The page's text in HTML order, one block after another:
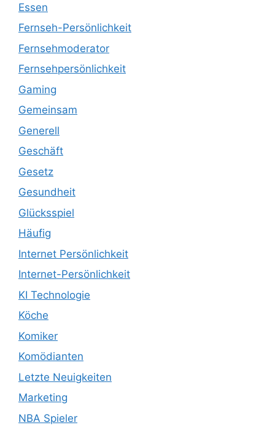
Essen
Fernseh-Persönlichkeit
Fernsehmoderator
Fernsehpersönlichkeit
Gaming
Gemeinsam
Generell
Geschäft
Gesetz
Gesundheit
Glücksspiel
Häufig
Internet Persönlichkeit
Internet-Persönlichkeit
KI Technologie
Köche
Komiker
Komödianten
Letzte Neuigkeiten
Marketing
NBA Spieler